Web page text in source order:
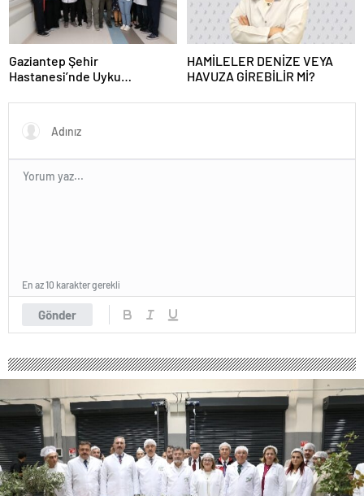
Gaziantep Şehir
Hastanesi’nde Uyku
Hizmete Açıldı
HAMİLELER DENİZE VEYA
HAVUZA GİREBİLİR Mİ?
Gönder
En az 10 karakter gerekli